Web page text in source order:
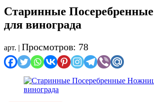
Старинные
для винограда
арт. | Просмотров: 78